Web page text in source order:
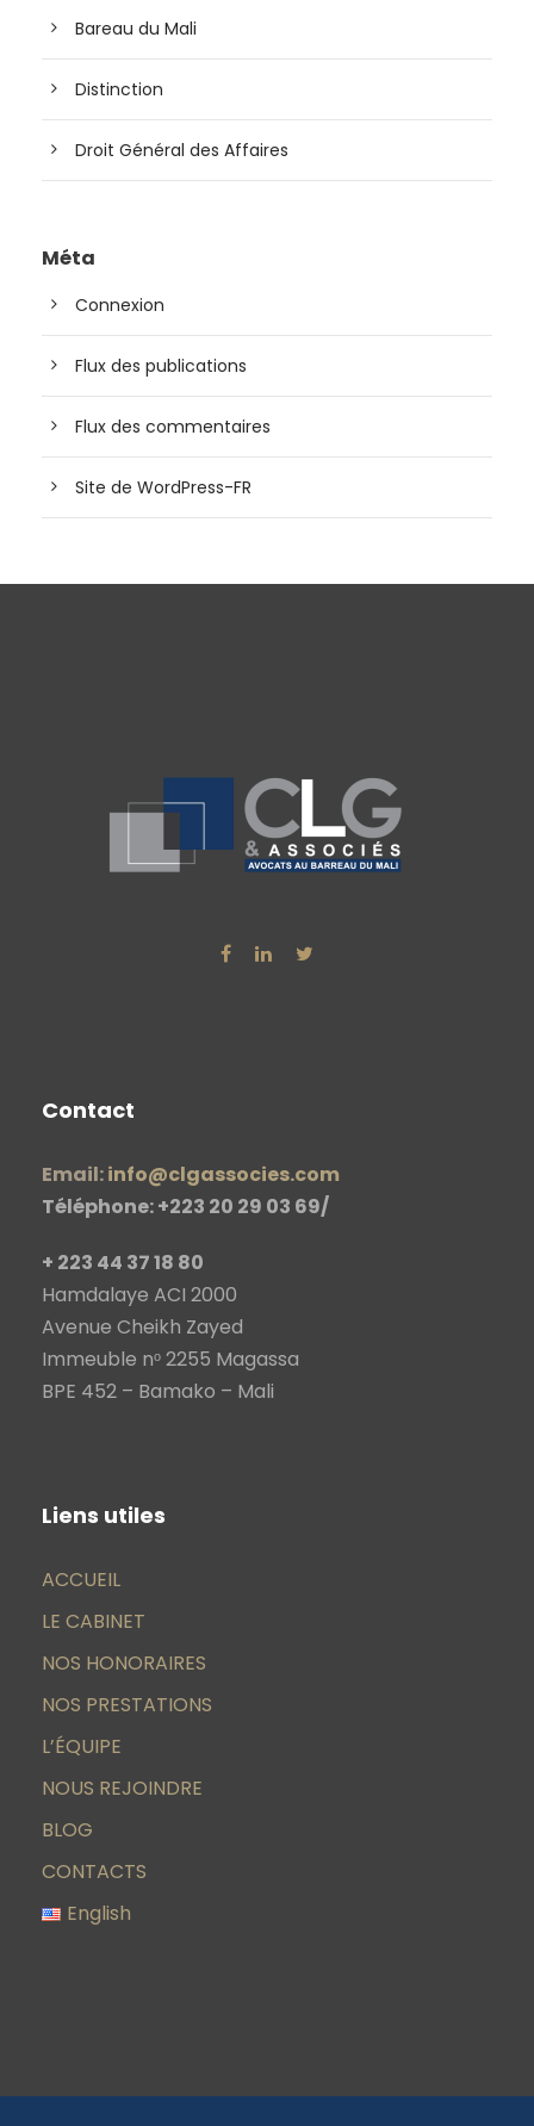
Bareau du Mali
Distinction
Droit Général des Affaires
Méta
Connexion
Flux des publications
Flux des commentaires
Site de WordPress-FR
Contact
Email:info@clgassocies.com
Téléphone: +223 20 29 03 69/
+ 223 44 37 18 80
Hamdalaye ACI 2000
Avenue Cheikh Zayed
Immeuble nᵒ 2255 Magassa
BPE 452 – Bamako – Mali
Liens utiles
ACCUEIL
LE CABINET
NOS HONORAIRES
NOS PRESTATIONS
L’ÉQUIPE
NOUS REJOINDRE
BLOG
CONTACTS
English